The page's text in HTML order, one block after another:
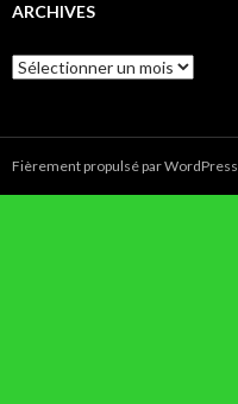
ARCHIVES
Archives
Fièrement propulsé par WordPress